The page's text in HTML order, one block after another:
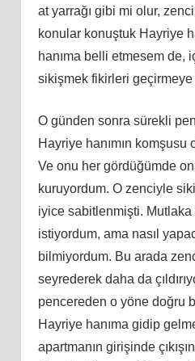
at yarrağı gibi mi olur,
konular konuştuk Hayriye
hanıma belli etmesem de,
sikişmek fikirleri geçirmeye
O günden sonra sürekli
Hayriye hanımın
Ve onu her gördüğümde
kuruyordum. O zenciyle
iyice sabitlenmişti.
istiyordum, ama nasıl
bilmiyordum. Bu arada
seyrederek daha da
pencereden o yöne doğru
Hayriye hanıma gidip
apartmanın girişinde